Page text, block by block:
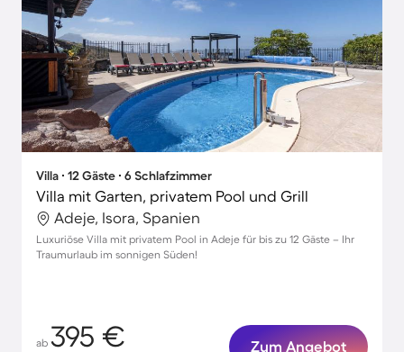
Villa ∙ 12 Gäste ∙ 6 Schlafzimmer
Villa mit Garten, privatem Pool und Grill
Adeje, Isora, Spanien
Luxuriöse Villa mit privatem Pool in Adeje für bis zu 12 Gäste – Ihr
Traumurlaub im sonnigen Süden!
ab 395 € Zum Angebot